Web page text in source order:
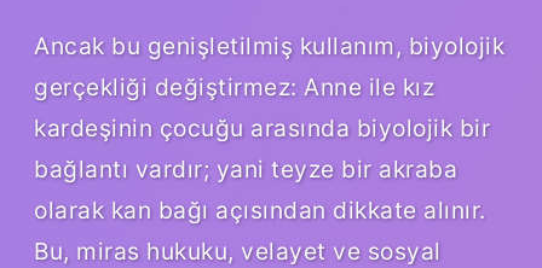
Ancak bu genişletilmiş kullanım, biyolojik
gerçekliği değiştirmez: Anne ile kız
kardeşinin çocuğu arasında biyolojik bir
bağlantı vardır; yani teyze bir akraba
olarak kan bağı açısından dikkate alınır.
Bu, miras hukuku, velayet ve sosyal